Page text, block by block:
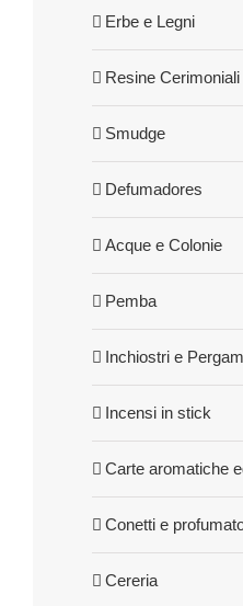
Erbe e Legni
Resine Cerimoniali
Smudge
Defumadores
Acque e Colonie
Pemba
Inchiostri e
Incensi in stick
Carte aromatiche
Conetti e
Cereria